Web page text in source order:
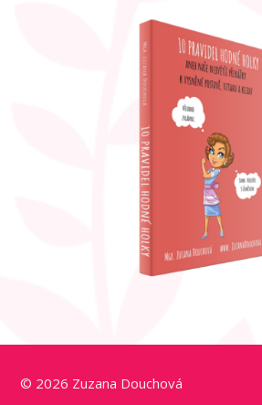
© 2026 Zuzana Douchová